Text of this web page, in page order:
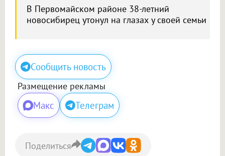
В Первомайском районе 38-летний
новосибирец утонул на глазах у своей семьи
Сообщить новость
Размещение рекламы
Макс Телеграм
Поделиться